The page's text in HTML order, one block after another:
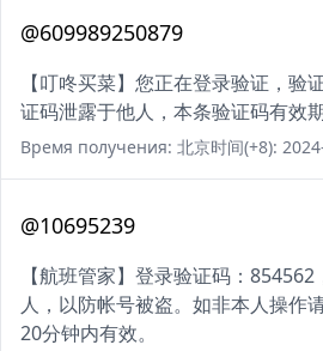
@609989250879
【叮咚买菜】您正在登录验证，验
证码泄露于他人，本条验证码有效期
Время получения: 北京时间(+8):
@10695239
【航班管家】登录验证码：
人，以防帐号被盗。如非本人操作
20分钟内有效。